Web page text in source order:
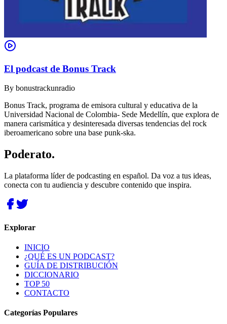
El podcast de Bonus Track
By bonustrackunradio
Bonus Track, programa de emisora cultural y educativa de la
Universidad Nacional de Colombia- Sede Medellín, que explora de
manera carismática y desinteresada diversas tendencias del rock
iberoamericano sobre una base punk-ska.
Poderato.
La plataforma líder de podcasting en español. Da voz a tus ideas,
conecta con tu audiencia y descubre contenido que inspira.
Explorar
INICIO
¿QUÉ ES UN PODCAST?
GUÍA DE DISTRIBUCIÓN
DICCIONARIO
TOP 50
CONTACTO
Categorías Populares